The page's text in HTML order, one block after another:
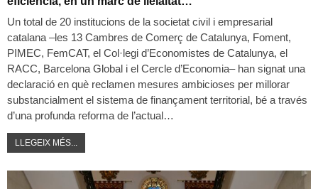
Un total de 20 institucions de la societat civil i empresarial
catalana –les 13 Cambres de Comerç de Catalunya, Foment,
PIMEC, FemCAT, el Col·legi d’Economistes de Catalunya, el
RACC, Barcelona Global i el Cercle d’Economia– han signat una
declaració en què reclamen mesures ambicioses per millorar
substancialment el sistema de finançament territorial, bé a través
d’una profunda reforma de l’actual…
LLEGEIX MÉS...